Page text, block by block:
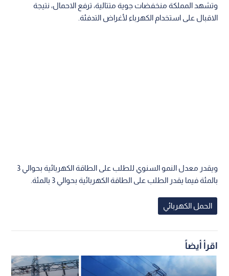
وتشهد المملكة منخفضات جوية متتالية، ترفع الاحمال، نتيجة
الاقبال على استخدام الكهرباء لأغراض التدفئة.
ويقدر معدل النمو السنوي للطلب على الطاقة الكهربائية بحوالي 3
بالمئة فيما يقدر الطلب على الطاقة الكهربائية بحوالي 3 بالمئة.
الحمل الكهربائي
اقرأ أيضاً